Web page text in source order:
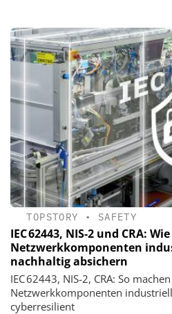
TOPSTORY • SAFETY
IEC 62443, NIS-2 und CRA:
Netzwerkkomponenten
nachhaltig absichern
IEC 62443, NIS-2, CRA: So
Netzwerkkomponenten
cyberresilient